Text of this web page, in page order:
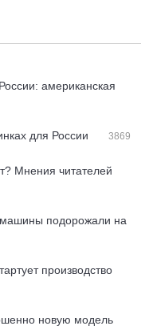
американская
для России 3869
Мнения читателей
подорожали на
производство
новую модель